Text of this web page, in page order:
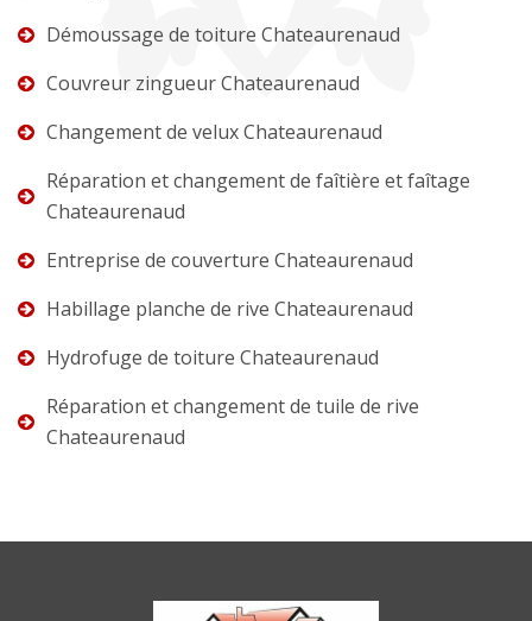
Démoussage de toiture Chateaurenaud
Couvreur zingueur Chateaurenaud
Changement de velux Chateaurenaud
Réparation et changement de faîtière et faîtage
Chateaurenaud
Entreprise de couverture Chateaurenaud
Habillage planche de rive Chateaurenaud
Hydrofuge de toiture Chateaurenaud
Réparation et changement de tuile de rive
Chateaurenaud